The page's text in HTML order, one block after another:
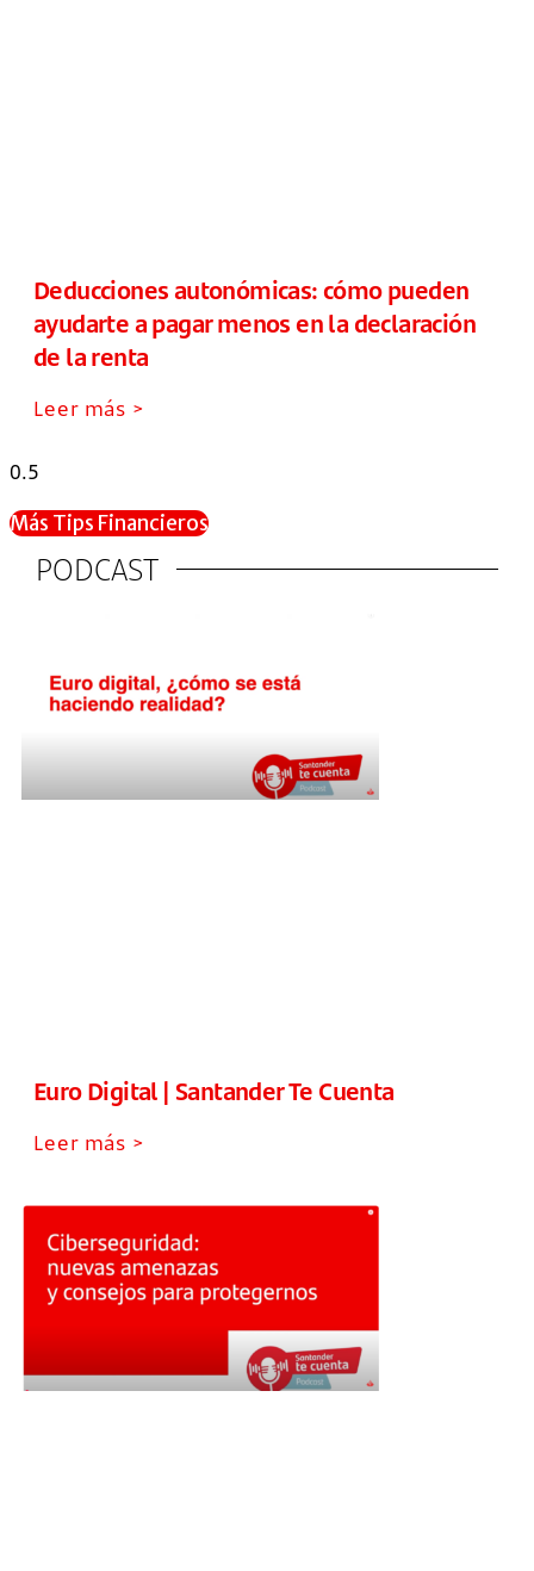
Deducciones autonómicas: cómo pueden
ayudarte a pagar menos en la declaración
de la renta
Leer más >
Más Tips Financieros
PODCAST
Euro Digital | Santander Te Cuenta
Leer más >